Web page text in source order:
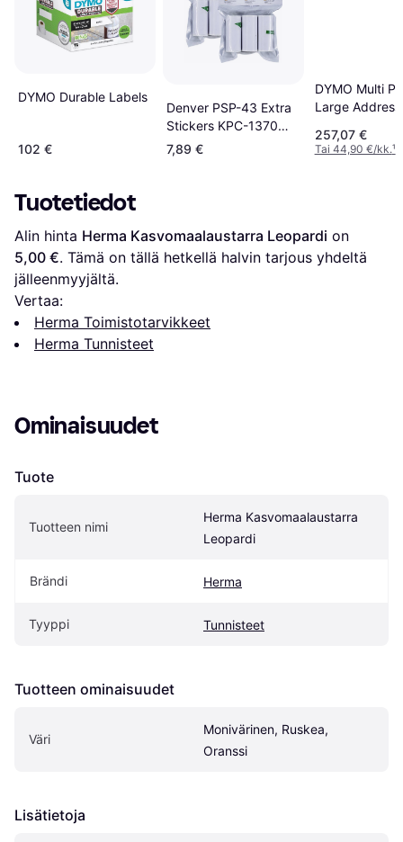
DYMO Durable Labels
102 €
Denver PSP-43 Extra
Stickers KPC-1370
MBP-32B
7,89 €
DYMO Multi
Large
257,07 €
Tai 44,90 €/kk.¹
Tuotetiedot
Alin hinta Herma Kasvomaalaustarra Leopardi
5,00 €. Tämä on tällä hetkellä halvin tarjous yhdeltä
jälleenmyyjältä.
Vertaa:
Herma Toimistotarvikkeet
Herma Tunnisteet
Ominaisuudet
Tuote
Tuotteen nimi
Herma Kasvomaalaustarra
Leopardi
Brändi Herma
Tyyppi Tunnisteet
Tuotteen ominaisuudet
Väri
Monivärinen, Ruskea,
Oranssi
Lisätietoja